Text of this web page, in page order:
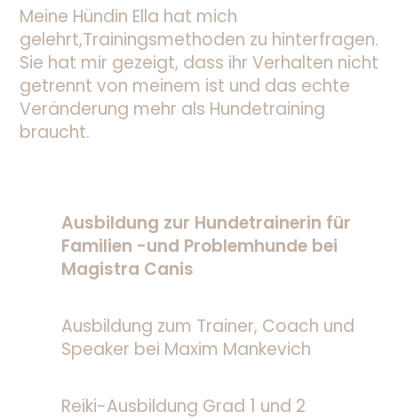
Meine Hündin Ella hat mich
gelehrt,Trainingsmethoden zu hinterfragen.
Sie hat mir gezeigt, dass ihr Verhalten nicht
getrennt von meinem ist und das echte
Veränderung mehr als Hundetraining
braucht.
Ausbildung zur Hundetrainerin für
Familien -und Problemhunde bei
Magistra Canis
Ausbildung zum Trainer, Coach und
Speaker bei Maxim Mankevich
Reiki-Ausbildung Grad 1 und 2